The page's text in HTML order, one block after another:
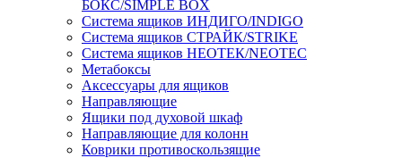
БОКС/SIMPLE BOX
Система ящиков ИНДИГО/INDIGO
Система ящиков СТРАЙК/STRIKE
Система ящиков НЕОТЕК/NEOTEC
Метабоксы
Аксессуары для ящиков
Направляющие
Ящики под духовой шкаф
Направляющие для колонн
Коврики противоскользящие